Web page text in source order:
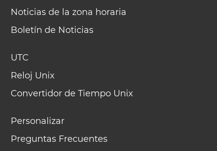
Noticias de la zona horaria
Boletín de Noticias
UTC
Reloj Unix
Convertidor de Tiempo Unix
Personalizar
Preguntas Frecuentes